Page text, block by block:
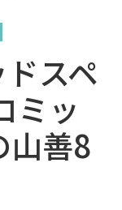
n
スペ
ミッ
山善8